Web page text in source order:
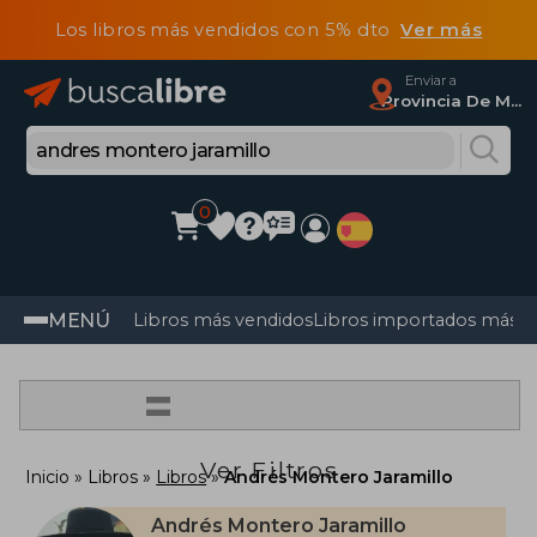
Los libros más vendidos con 5% dtoVer más
Enviar a
Provincia De Madrid
0
MENÚ Libros más vendidosLibros importados más
=
Ver Filtros
Inicio Libros Libros Andrés Montero Jaramillo
Andrés Montero Jaramillo